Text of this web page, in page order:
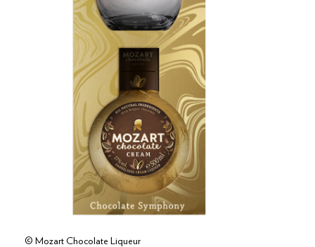
© Mozart Chocolate Liqueur